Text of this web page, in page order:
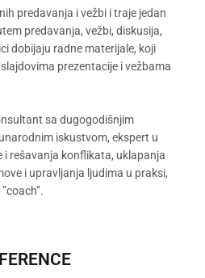
predavanja i vežbi i traje jedan
predavanja, vežbi, diskusija,
dobijaju radne materijale, koji
prezentacije i vežbama
sa dugogodišnjim
iskustvom, ekspert u
i rešavanja konflikata, uklapanja
i upravljanja ljudima u praksi,